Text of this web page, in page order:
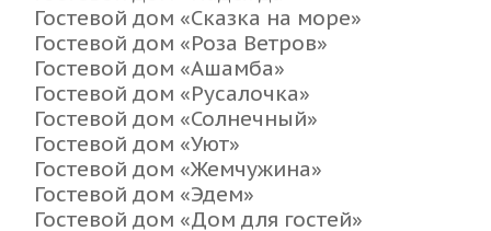
Гостевой дом «Сказка на море»
Гостевой дом «Роза Ветров»
Гостевой дом «Ашамба»
Гостевой дом «Русалочка»
Гостевой дом «Солнечный»
Гостевой дом «Уют»
Гостевой дом «Жемчужина»
Гостевой дом «Эдем»
Гостевой дом «Дом для гостей»